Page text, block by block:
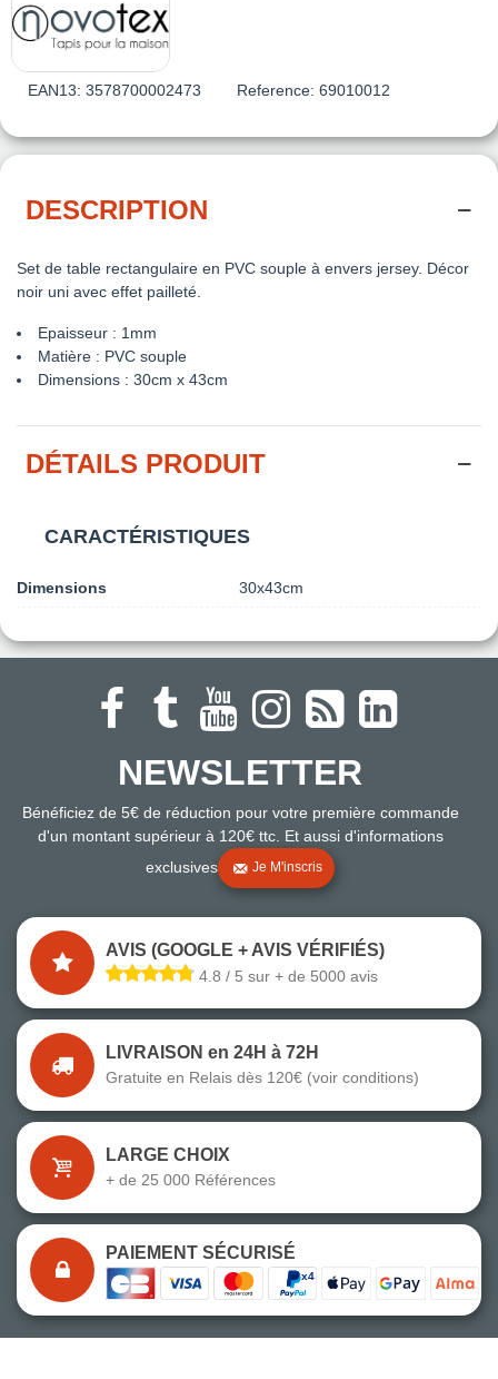
EAN13: 3578700002473 Reference: 69010012
DESCRIPTION
Set de table rectangulaire en PVC souple à envers jersey. Décor
noir uni avec effet pailleté.
Epaisseur : 1mm
Matière : PVC souple
Dimensions : 30cm x 43cm
DÉTAILS PRODUIT
CARACTÉRISTIQUES
Dimensions 30x43cm
NEWSLETTER
Bénéficiez de 5€ de réduction pour votre première commande
d'un montant supérieur à 120€ ttc. Et aussi d'informations
exclusives
Je M'inscris
AVIS (GOOGLE + AVIS VÉRIFIÉS)
4.8 / 5 sur + de 5000 avis
LIVRAISON en 24H à 72H
Gratuite en Relais dès 120€ (voir conditions)
LARGE CHOIX
+ de 25 000 Références
PAIEMENT SÉCURISÉ